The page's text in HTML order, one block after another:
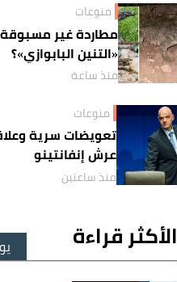
منوعات
مطاردة غير مسبوقة
«التنين البابوازي»؟
منذ ساعة
منوعات
تعويضات سرية
عرش إنفانتينو
منذ ساعتين
الأكثر قراءة